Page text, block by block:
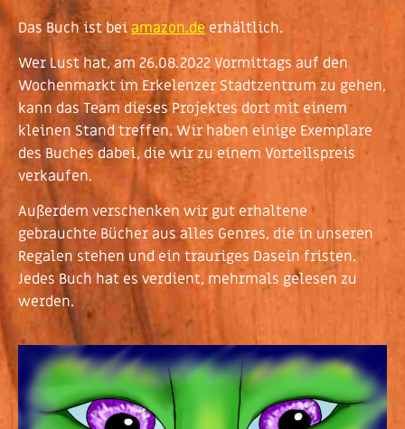
Das Buch ist beiamazon.de erhältlich.
Wer Lust hat, am 26.08.2022 Vormittags auf den
Wochenmarkt im Erkelenzer Stadtzentrum zu gehen,
kann das Team dieses Projektes dort mit einem
kleinen Stand treffen. Wir haben einige Exemplare
des Buches dabei, die wir zu einem Vorteilspreis
verkaufen.
Außerdem verschenken wir gut erhaltene
gebrauchte Bücher aus alles Genres, die in unseren
Regalen stehen und ein trauriges Dasein fristen.
Jedes Buch hat es verdient, mehrmals gelesen zu
werden.